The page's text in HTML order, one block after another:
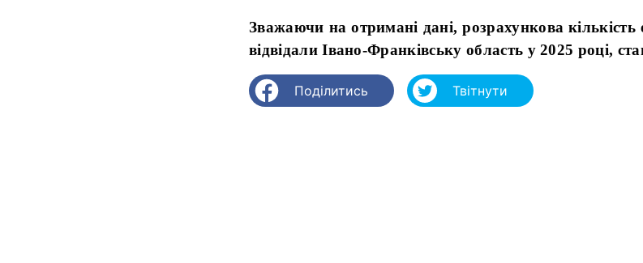
Зважаючи на отримані дані, розрахункова кількість
відвідали Івано-Франківську область у 2025 році,
Поділитись Твітнути